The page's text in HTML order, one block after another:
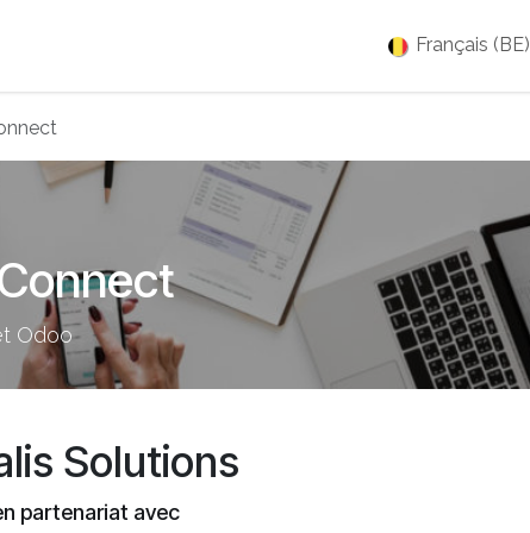
Français (BE)
Odoo
Solutions
partenariat avec